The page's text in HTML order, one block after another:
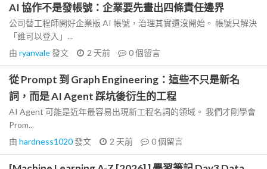
AI 協作不是發帳號：企業要先畫出四條責任邊界
公司替工程師開好企業版 AI 帳號，治理其實還沒開始。 帳號只解決
「誰可以登入」...
由 ryanvale發文 2 天前 0個留言
從 Prompt 到 Graph Engineering：這些不只是新名
詞，而是 AI Agent 踩坑後衍生的工程
AI Agent 可能是近年最容易出現新工程名詞的領域。 我們才剛學會
Prom...
由 hardness1020發文 2 天前 0個留言